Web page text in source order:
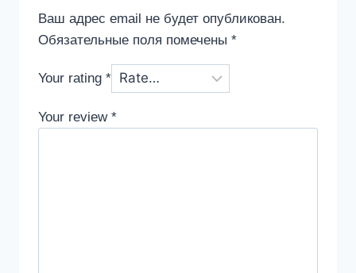
Ваш адрес email не будет опубликован.
Обязательные поля помечены *
Your rating *
Your review *